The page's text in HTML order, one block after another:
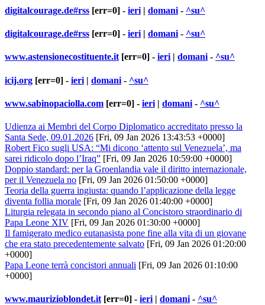
digitalcourage.de#rss [err=0] - ieri | domani - ^su^
digitalcourage.de#rss [err=0] - ieri | domani - ^su^
www.astensionecostituente.it [err=0] - ieri | domani - ^su^
icij.org [err=0] - ieri | domani - ^su^
www.sabinopaciolla.com [err=0] - ieri | domani - ^su^
Udienza ai Membri del Corpo Diplomatico accreditato presso la
Santa Sede, 09.01.2026 [Fri, 09 Jan 2026 13:43:53 +0000]
Robert Fico sugli USA: “Mi dicono ‘attento sul Venezuela’, ma
sarei ridicolo dopo l’Iraq” [Fri, 09 Jan 2026 10:59:00 +0000]
Doppio standard: per la Groenlandia vale il diritto internazionale,
per il Venezuela no [Fri, 09 Jan 2026 01:50:00 +0000]
Teoria della guerra ingiusta: quando l’applicazione della legge
diventa follia morale [Fri, 09 Jan 2026 01:40:00 +0000]
Liturgia relegata in secondo piano al Concistoro straordinario di
Papa Leone XIV [Fri, 09 Jan 2026 01:30:00 +0000]
Il famigerato medico eutanasista pone fine alla vita di un giovane
che era stato precedentemente salvato [Fri, 09 Jan 2026 01:20:00
+0000]
Papa Leone terrà concistori annuali [Fri, 09 Jan 2026 01:10:00
+0000]
www.maurizioblondet.it [err=0] - ieri | domani - ^su^